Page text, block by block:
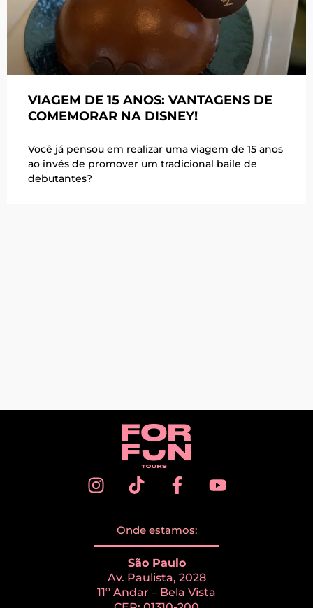
VIAGEM DE 15 ANOS: VANTAGENS DE
COMEMORAR NA DISNEY!
Você já pensou em realizar uma viagem de 15 anos
ao invés de promover um tradicional baile de
debutantes?
Onde estamos:
São Paulo
Av. Paulista, 2028
11º Andar – Bela Vista